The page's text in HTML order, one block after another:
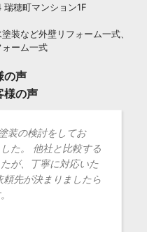
穂町マンション1F
装など外壁リフォーム一式、
ーム一式
の声
様の声
装の検討をしてお
た。 他社と比較する
が、丁寧に対応いた
先が決まりましたら